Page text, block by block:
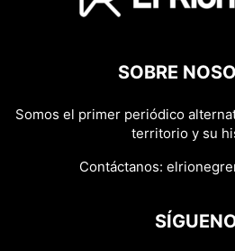
SOBRE
Somos el primer periódico
territorio y su
Contáctanos: